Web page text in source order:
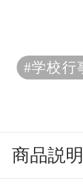
#学校行
商品説明